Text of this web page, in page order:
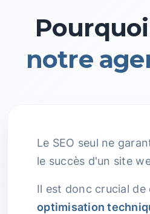
notre
Le SEO seul ne
le succès d'un site
Il est donc crucial de
optimisation